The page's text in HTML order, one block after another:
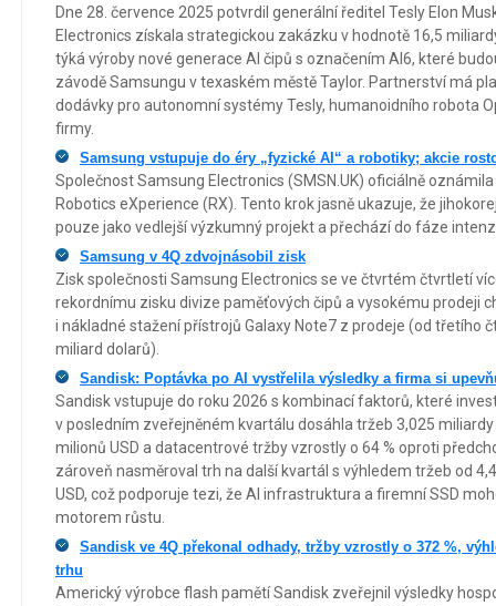
Dne 28. července 2025 potvrdil generální ředitel Tesly Elon
Electronics získala strategickou zakázku v hodnotě 16,5
týká výroby nové generace AI čipů s označením AI6, které
závodě Samsungu v texaském městě Taylor. Partnerství má
dodávky pro autonomní systémy Tesly, humanoidního robota
firmy.
Samsung vstupuje do éry „fyzické AI“ a robotiky; akcie
Společnost Samsung Electronics (SMSN.UK) oficiálně
Robotics eXperience (RX). Tento krok jasně ukazuje, že
pouze jako vedlejší výzkumný projekt a přechází do fáze
Samsung v 4Q zdvojnásobil zisk
Zisk společnosti Samsung Electronics se ve čtvrtém čtvrtletí
rekordnímu zisku divize paměťových čipů a vysokému prodeji
i nákladné stažení přístrojů Galaxy Note7 z prodeje (od třetího
miliard dolarů).
Sandisk: Poptávka po AI vystřelila výsledky a firma si
Sandisk vstupuje do roku 2026 s kombinací faktorů, které
v posledním zveřejněném kvartálu dosáhla tržeb 3,025 miliardy
milionů USD a datacentrové tržby vzrostly o 64 % oproti
zároveň nasměroval trh na další kvartál s výhledem tržeb od
USD, což podporuje tezi, že AI infrastruktura a firemní SSD
motorem růstu.
Sandisk ve 4Q překonal odhady, tržby vzrostly o 372 %,
trhu
Americký výrobce flash pamětí Sandisk zveřejnil výsledky